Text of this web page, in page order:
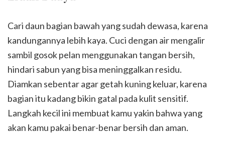
Cari daun bagian bawah yang sudah dewasa, karena
kandungannya lebih kaya. Cuci dengan air mengalir
sambil gosok pelan menggunakan tangan bersih,
hindari sabun yang bisa meninggalkan residu.
Diamkan sebentar agar getah kuning keluar, karena
bagian itu kadang bikin gatal pada kulit sensitif.
Langkah kecil ini membuat kamu yakin bahwa yang
akan kamu pakai benar-benar bersih dan aman.